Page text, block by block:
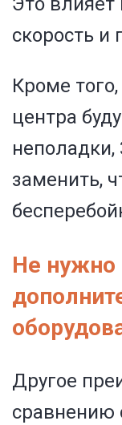
скорость и
Кроме
центра
неполадки,
заменить,
Не нужно
Другое
сравнению